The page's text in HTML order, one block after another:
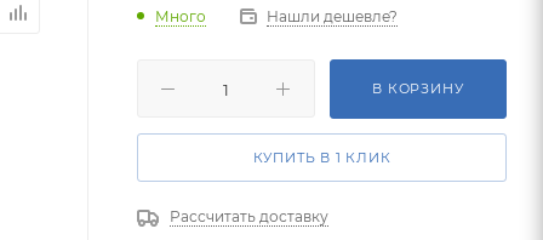
Много Нашли дешевле?
В КОРЗИНУ
КУПИТЬ В 1 КЛИК
Рассчитать доставку